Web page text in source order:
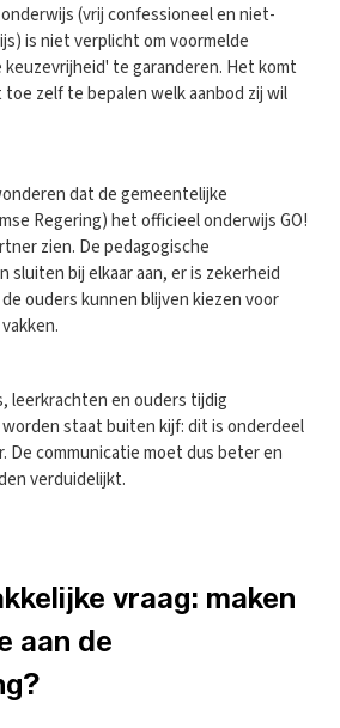
(vrij confessioneel en niet-
is niet verplicht om voormelde
te garanderen. Het komt
zelf te bepalen welk aanbod zij wil
dat de gemeentelijke
Regering) het officieel onderwijs GO!
zien. De pedagogische
sluiten bij elkaar aan, er is zekerheid
ouders kunnen blijven kiezen voor
leerkrachten en ouders tijdig
staat buiten kijf: dit is onderdeel
De communicatie moet dus beter en
verduidelijkt.
vraag: maken
aan de